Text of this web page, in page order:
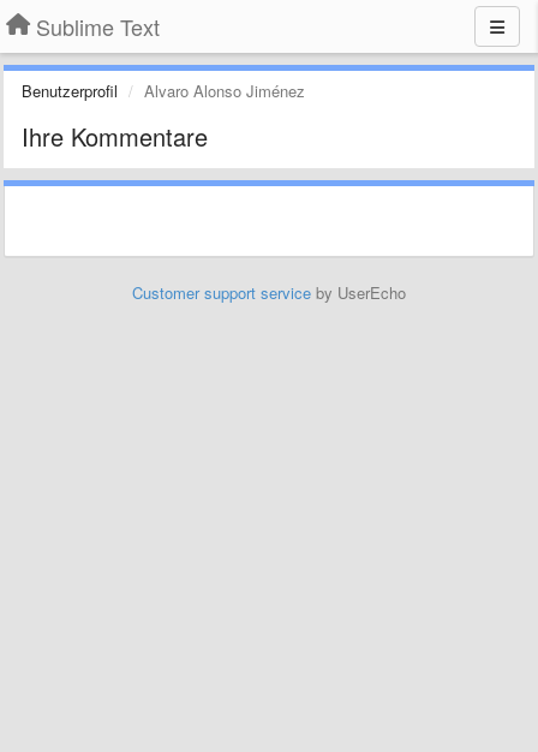
Sublime Text
Benutzerprofil Alvaro Alonso Jiménez
Ihre Kommentare
Customer support service by UserEcho